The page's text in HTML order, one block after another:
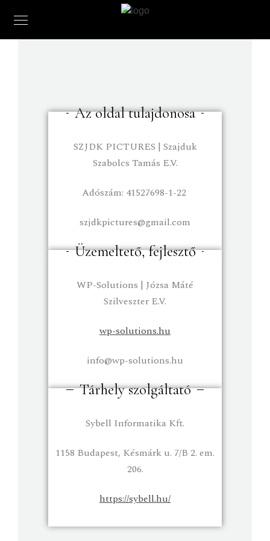
Az oldal tulajdonosa
SZJDK PICTURES | Szajduk
Szabolcs Tamás E.V.
Adószám: 41527698-1-22
szjdkpictures@gmail.com
Üzemeltető, fejlesztő
WP-Solutions | Józsa Máté
Szilveszter E.V.
wp-solutions.hu
info@wp-solutions.hu
Tárhely szolgáltató
Sybell Informatika Kft.
1158 Budapest, Késmárk u. 7/B 2. em.
206.
https://sybell.hu/